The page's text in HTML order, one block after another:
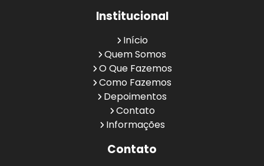
Institucional
Início
Quem Somos
O Que Fazemos
Como Fazemos
Depoimentos
Contato
Informações
Contato